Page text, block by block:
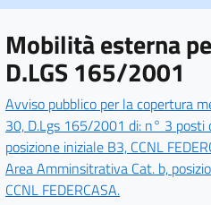
Mobilità esterna
D.LGS 165/2001
Avviso pubblico per la copertura
30, D.Lgs 165/2001 di: n° 3 posti
posizione iniziale B3, CCNL
Area Amminsitrativa Cat. b,
CCNL FEDERCASA.